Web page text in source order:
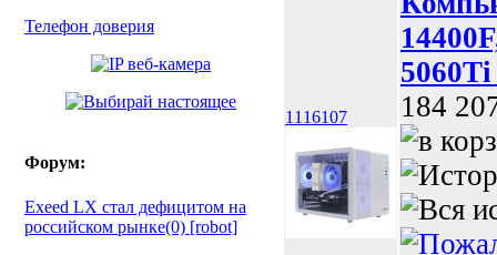
Телефон доверия
Форум:
Exeed LX стал дефицитом на
российском рынке(0) [robot]
1116107
184